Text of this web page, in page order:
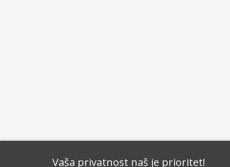
Vaša privatnost naš je prioritet!